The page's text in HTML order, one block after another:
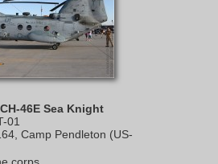
46E Sea Knight
01
Camp Pendleton (US-